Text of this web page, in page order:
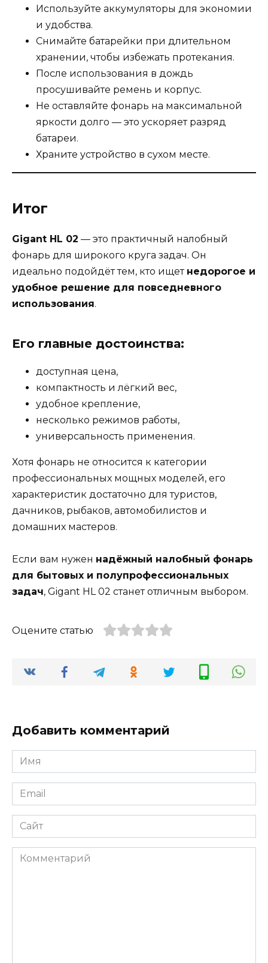
Используйте аккумуляторы для экономии
и удобства.
Снимайте батарейки при длительном
хранении, чтобы избежать протекания.
После использования в дождь
просушивайте ремень и корпус.
Не оставляйте фонарь на максимальной
яркости долго — это ускоряет разряд
батареи.
Храните устройство в сухом месте.
Итог
Gigant HL 02 — это практичный налобный
фонарь для широкого круга задач. Он
идеально подойдёт тем, кто ищет недорогое и
удобное решение для повседневного
использования.
Его главные достоинства:
доступная цена,
компактность и лёгкий вес,
удобное крепление,
несколько режимов работы,
универсальность применения.
Хотя фонарь не относится к категории
профессиональных мощных моделей, его
характеристик достаточно для туристов,
дачников, рыбаков, автомобилистов и
домашних мастеров.
Если вам нужен надёжный налобный фонарь
для бытовых и полупрофессиональных
задач, Gigant HL 02 станет отличным выбором.
Оцените статью
Добавить комментарий
Имя
*
Email
*
Сайт
Комментарий